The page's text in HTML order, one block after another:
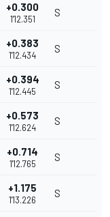
+0.300
1'12.351
S
+0.383
1'12.434
S
+0.394
1'12.445
S
+0.573
1'12.624
S
+0.714
1'12.765
S
+1.175
1'13.226
S